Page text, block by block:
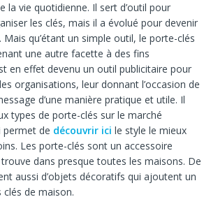
la vie quotidienne. Il sert d’outil pour
les clés, mais il a évolué pour devenir
Mais qu’étant un simple outil, le porte-clés
une autre facette à des fins
en effet devenu un outil publicitaire pour
organisations, leur donnant l’occasion de
d’une manière pratique et utile. Il
types de porte-clés sur le marché
permet de découvrir ici le style le mieux
Les porte-clés sont un accessoire
trouve dans presque toutes les maisons. De
aussi d’objets décoratifs qui ajoutent un
de maison.